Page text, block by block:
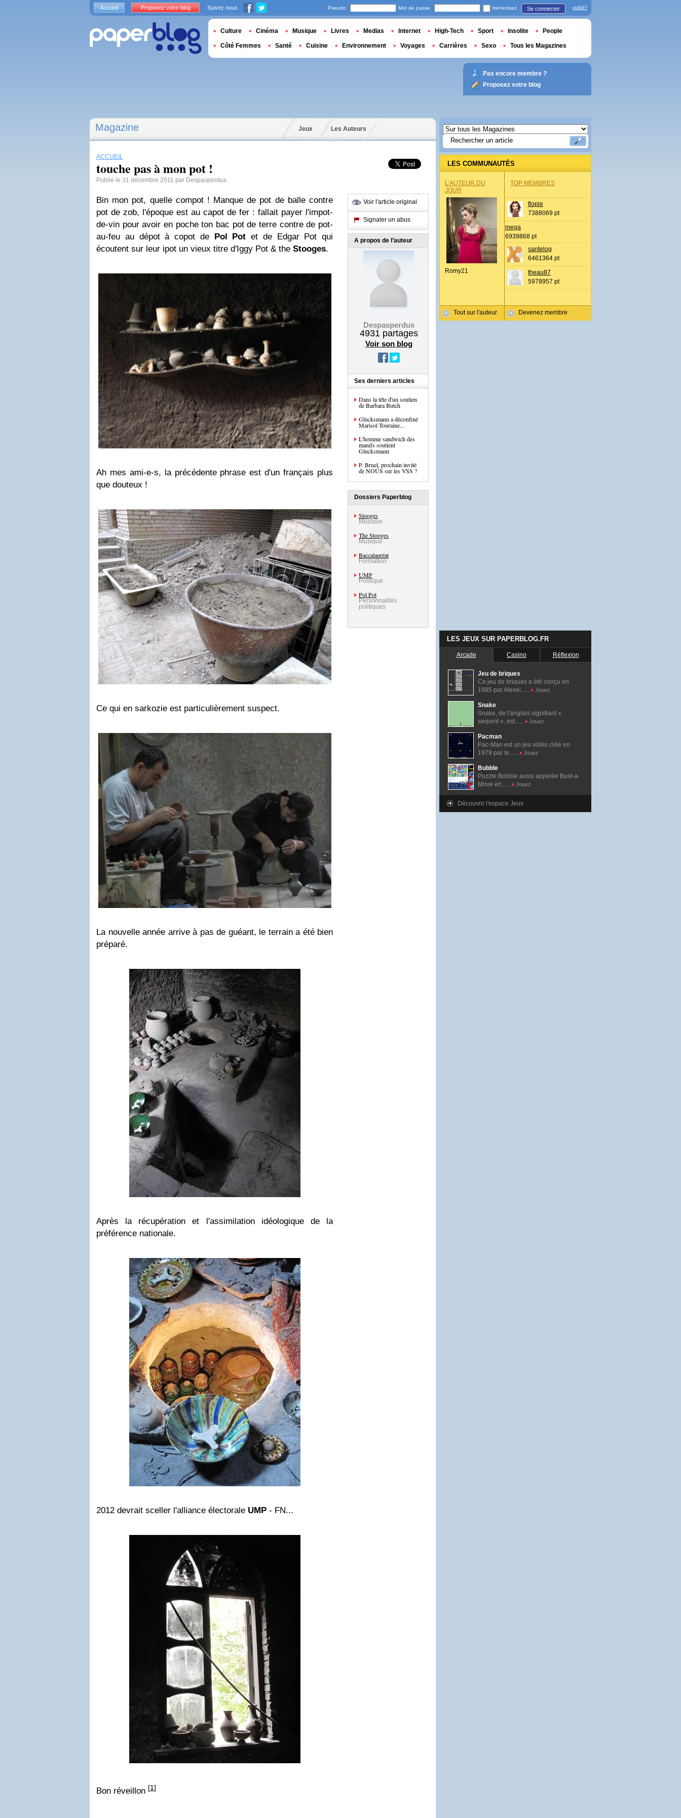
Magazine Jeux Les Auteurs
ACCUEIL
touche pas à mon pot !
Publié le 31 décembre 2011 par Despasperdus
Bin mon pot, quelle compot ! Manque de pot de balle contre
pot de zob, l'époque est au capot de fer : fallait payer l'impot-
de-vin pour avoir en poche ton bac pot de terre contre de pot-
au-feu au dépot à copot de Pol Pot et de Edgar Pot qui
écoutent sur leur ipot un vieux titre d'Iggy Pot & the Stooges.
Ah mes ami-e-s, la précédente phrase est d'un français plus
que douteux !
Ce qui en sarkozie est particulièrement suspect.
La nouvelle année arrive à pas de guéant, le terrain a été bien
préparé.
Après la récupération et l'assimilation idéologique de la
préférence nationale.
2012 devrait sceller l'alliance électorale UMP - FN...
Bon réveillon [1]
Voir l'article original
Signaler un abus
A propos de l’auteur
Despasperdus
4931partages
Voir son blog
Ses derniers articles
Dans la tête d'un soutien
de Barbara Butch
Glucksmann a déconfiné
Marisol Touraine...
L'homme sandwich des
manifs soutient
Glucksmann
P. Bruel, prochain invité
de NOÛS sur les VSS ?
Dossiers Paperblog
Stooges
Musique
The Stooges
Musique
Baccalauréat
Formation
UMP
Politique
Pol Pot
Personnalités
politiques
LES COMMUNAUTÉS
L’AUTEUR DU
JOUR
Romy21
Tout sur l'auteur
TOP MEMBRES
flopie
7388069 pt
mega
6939868 pt
santelog
6461364 pt
theau87
5978957 pt
Devenez membre
LES JEUX SUR PAPERBLOG.FR
Arcade Casino Réflexion
Jeu de briques
Ce jeu de briques a été conçu en
1985 par Alexei......
Jouez
Snake
Snake, de l'anglais signifiant «
serpent », est......
Jouez
Pacman
Pac-Man est un jeu vidéo créé en
1979 par le......
Jouez
Bubble
Puzzle Bobble aussi appelée Bust-a-
Move en......
Jouez
Découvrir l'espace Jeux
Accueil Proposez votre blog Suivez nous Pseudo Mot de passe mémorisez Se connecter oublié?
Culture Cinéma Musique Livres Medias Internet High-Tech Sport Insolite People
Côté Femmes Santé Cuisine Environnement Voyages Carrières Sexo Tous les Magazines
Pas encore membre ?
Proposez votre blog